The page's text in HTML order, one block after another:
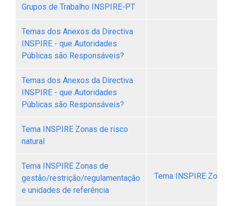
Grupos de Trabalho INSPIRE-­PT
Temas dos Anexos da Directiva
INSPIRE - que Autoridades
Públicas são Responsáveis?
Temas dos Anexos da Directiva
INSPIRE - que Autoridades
Públicas são Responsáveis?
Tema INSPIRE Zonas de risco
natural
Tema INSPIRE Zonas de
gestão/restrição/regulamentação
e unidades de referência
Tema INSPIRE